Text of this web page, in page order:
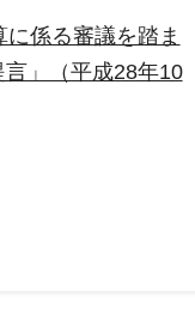
係る審議を踏ま
言」（平成28年10